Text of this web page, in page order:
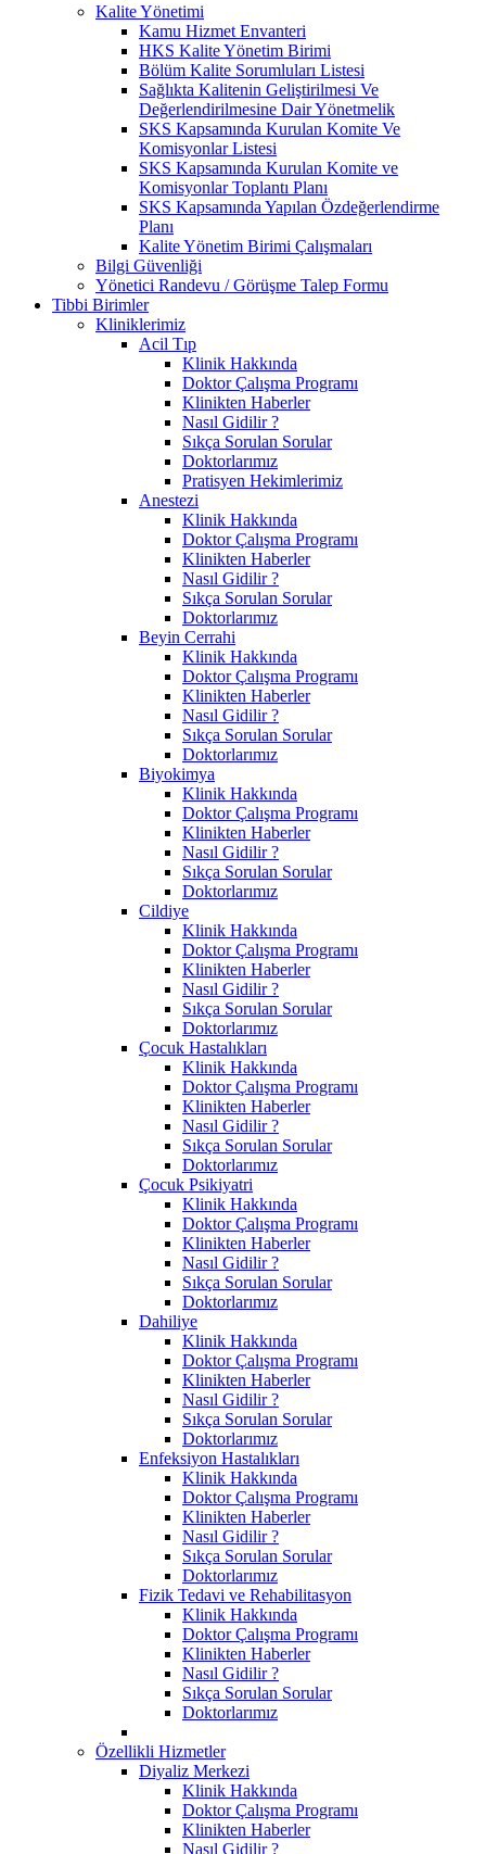
Kalite Yönetimi
Kamu Hizmet Envanteri
HKS Kalite Yönetim Birimi
Bölüm Kalite Sorumluları Listesi
Sağlıkta Kalitenin Geliştirilmesi Ve
Değerlendirilmesine Dair Yönetmelik
SKS Kapsamında Kurulan Komite Ve
Komisyonlar Listesi
SKS Kapsamında Kurulan Komite ve
Komisyonlar Toplantı Planı
SKS Kapsamında Yapılan Özdeğerlendirme
Planı
Kalite Yönetim Birimi Çalışmaları
Bilgi Güvenliği
Yönetici Randevu / Görüşme Talep Formu
Tibbi Birimler
Kliniklerimiz
Acil Tıp
Klinik Hakkında
Doktor Çalışma Programı
Klinikten Haberler
Nasıl Gidilir ?
Sıkça Sorulan Sorular
Doktorlarımız
Pratisyen Hekimlerimiz
Anestezi
Klinik Hakkında
Doktor Çalışma Programı
Klinikten Haberler
Nasıl Gidilir ?
Sıkça Sorulan Sorular
Doktorlarımız
Beyin Cerrahi
Klinik Hakkında
Doktor Çalışma Programı
Klinikten Haberler
Nasıl Gidilir ?
Sıkça Sorulan Sorular
Doktorlarımız
Biyokimya
Klinik Hakkında
Doktor Çalışma Programı
Klinikten Haberler
Nasıl Gidilir ?
Sıkça Sorulan Sorular
Doktorlarımız
Cildiye
Klinik Hakkında
Doktor Çalışma Programı
Klinikten Haberler
Nasıl Gidilir ?
Sıkça Sorulan Sorular
Doktorlarımız
Çocuk Hastalıkları
Klinik Hakkında
Doktor Çalışma Programı
Klinikten Haberler
Nasıl Gidilir ?
Sıkça Sorulan Sorular
Doktorlarımız
Çocuk Psikiyatri
Klinik Hakkında
Doktor Çalışma Programı
Klinikten Haberler
Nasıl Gidilir ?
Sıkça Sorulan Sorular
Doktorlarımız
Dahiliye
Klinik Hakkında
Doktor Çalışma Programı
Klinikten Haberler
Nasıl Gidilir ?
Sıkça Sorulan Sorular
Doktorlarımız
Enfeksiyon Hastalıkları
Klinik Hakkında
Doktor Çalışma Programı
Klinikten Haberler
Nasıl Gidilir ?
Sıkça Sorulan Sorular
Doktorlarımız
Fizik Tedavi ve Rehabilitasyon
Klinik Hakkında
Doktor Çalışma Programı
Klinikten Haberler
Nasıl Gidilir ?
Sıkça Sorulan Sorular
Doktorlarımız
Özellikli Hizmetler
Diyaliz Merkezi
Klinik Hakkında
Doktor Çalışma Programı
Klinikten Haberler
Nasıl Gidilir ?